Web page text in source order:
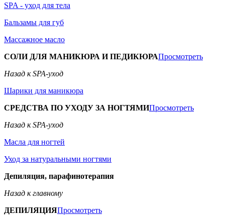
SPA - уход для тела
Бальзамы для губ
Массажное масло
СОЛИ ДЛЯ МАНИКЮРА И ПЕДИКЮРАПросмотреть
Назад к SPA-уход
Шарики для маникюра
СРЕДСТВА ПО УХОДУ ЗА НОГТЯМИПросмотреть
Назад к SPA-уход
Масла для ногтей
Уход за натуральными ногтями
Депиляция, парафинотерапия
Назад к главному
ДЕПИЛЯЦИЯПросмотреть